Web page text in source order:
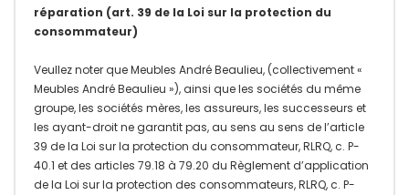
réparation (art. 39 de la Loi sur la protection du
consommateur)
Veullez noter que Meubles André Beaulieu, (collectivement «
Meubles André Beaulieu »), ainsi que les sociétés du même
groupe, les sociétés mères, les assureurs, les successeurs et
les ayant-droit ne garantit pas, au sens au sens de l’article
39 de la Loi sur la protection du consommateur, RLRQ, c. P-
40.1 et des articles 79.18 à 79.20 du Règlement d’application
de la Loi sur la protection des consommateurs, RLRQ, c. P-